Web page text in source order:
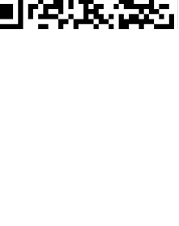
重庆远猷代理记账有限公司联系方式_信
新邵县人民法院关于对位于新邵县龙溪
上证50交易型开放式指数证券投资基金
西咸新区和协纸品包装有限公司_纸及
成都天府空港新城：重点投资项目一
内政生活只有“红脸”方能“脸红”_上海
一个公民代理人的心声！（转载）_法
【重庆钢运置业代理有限公司新牌坊分